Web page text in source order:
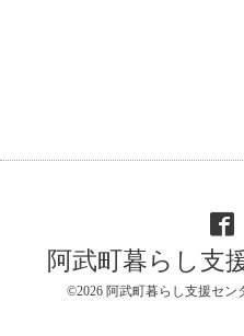
阿武町暮らし支
©2026 阿武町暮らし支援セン